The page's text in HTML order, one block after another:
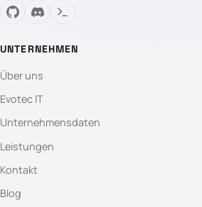
UNTERNEHMEN
Über uns
Evotec IT
Unternehmensdaten
Leistungen
Kontakt
Blog